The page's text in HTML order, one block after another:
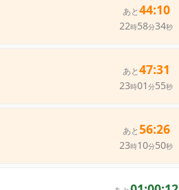
あと47:31
23時01 分55秒
あと44:10
22時58分34秒
あと56:26
23時10分50秒